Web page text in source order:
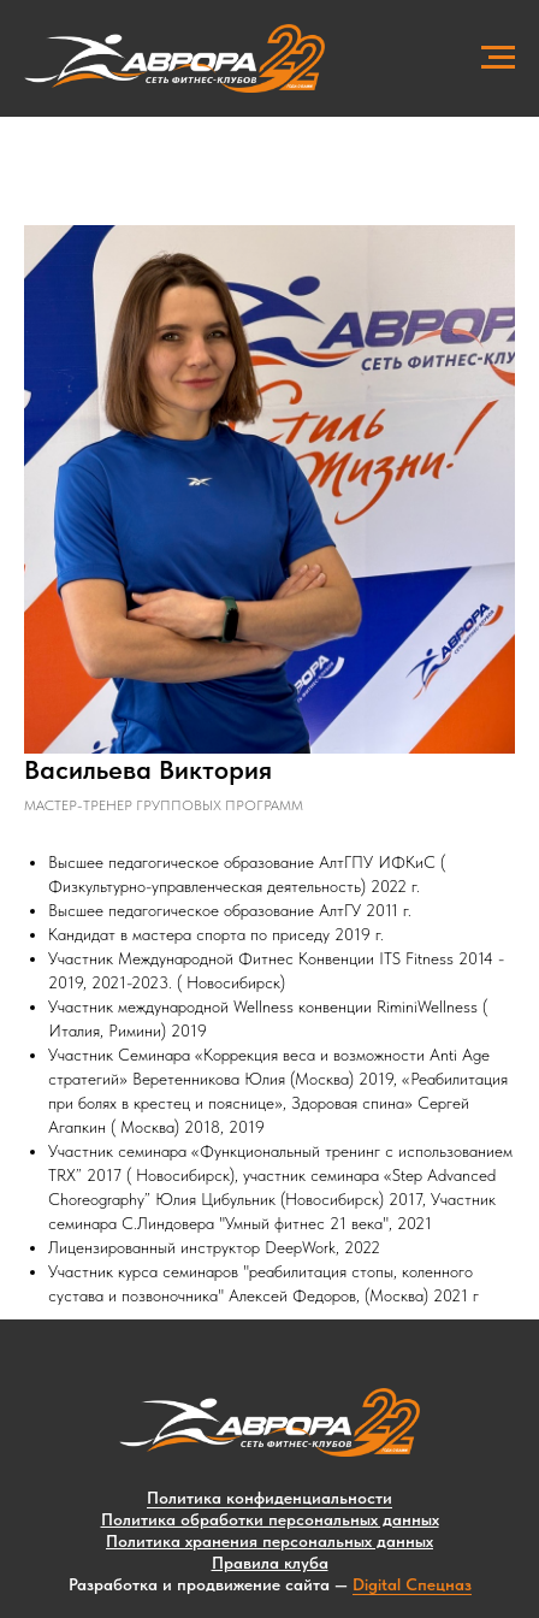
Васильева Виктория
МАСТЕР-ТРЕНЕР ГРУППОВЫХ ПРОГРАММ
Высшее педагогическое образование АлтГПУ ИФКиС (
Физкультурно-управленческая деятельность) 2022 г.
Высшее педагогическое образование АлтГУ 2011 г.
Кандидат в мастера спорта по приседу 2019 г.
Участник Международной Фитнес Конвенции ITS Fitness 2014 -
2019, 2021-2023. ( Новосибирск)
Участник международной Wellness конвенции RiminiWellness (
Италия, Римини) 2019
Участник Семинара «Коррекция веса и возможности Anti Age
стратегий» Веретенникова Юлия (Москва) 2019, «Реабилитация
при болях в крестец и пояснице», Здоровая спина» Сергей
Агапкин ( Москва) 2018, 2019
Участник семинара «Функциональный тренинг с использованием
TRX” 2017 ( Новосибирск), участник семинара «Step Advanced
Choreography” Юлия Цибульник (Новосибирск) 2017, Участник
семинара С.Линдовера "Умный фитнес 21 века", 2021
Лицензированный инструктор DeepWork, 2022
Участник курса семинаров "реабилитация стопы, коленного
сустава и позвоночника" Алексей Федоров, (Москва) 2021 г
Политика конфиденциальности
Политика обработки персональных данных
Политика хранения персональных данных
Правила клуба
Разработка и продвижение сайта — Digital Спецназ